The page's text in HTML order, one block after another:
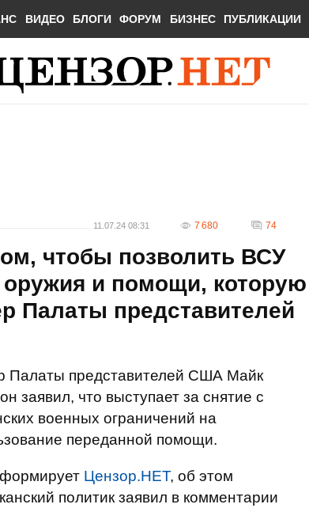
ВИДЕО БЛОГИ ФОРУМ БИЗНЕС ПУБЛИКАЦИИ
11.07.24 08:31 7 680 74
чтобы позволить ВСУ
оружия и помощи, которую
Палаты представителей
Палаты представителей США Майк
заявил, что выступает за снятие с
военных ограничений на
переданной помощи.
Цензор.НЕТ, об этом
политик заявил в комментарии